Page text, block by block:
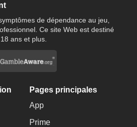
de dépendance au jeu,
Ce site Web est destiné
ans et plus.
Pages principales
App
Prime